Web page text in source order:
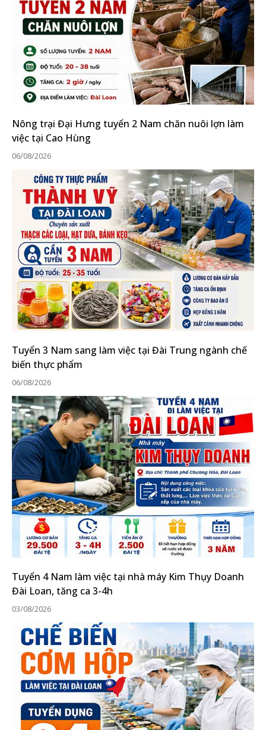
Nông trại Đại Hưng tuyển 2 Nam chăn nuôi lợn làm
việc tại Cao Hùng
06/08/2026
Tuyển 3 Nam sang làm việc tại Đài Trung ngành chế
biến thực phẩm
06/08/2026
Tuyển 4 Nam làm việc tại nhà máy Kim Thụy Doanh
Đài Loan, tăng ca 3-4h
03/08/2026